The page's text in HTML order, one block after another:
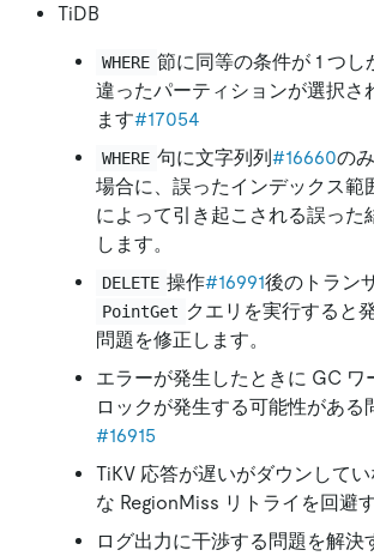
TiDB
WHERE 節に同等の条件が 1 つし
違ったパーティションが選択さ
ます#17054
WHERE 句に文字列列#16660の
場合に、誤ったインデックス範
によって引き起こされる誤った
します。
DELETE 操作#16991後のトラン
PointGet クエリを実行すると
問題を修正します。
エラーが発生したときに GC ワ
ロックが発生する可能性がある
#16915
TiKV 応答が遅いがダウンして
な RegionMiss リトライを回避
ログ出力に干渉する問題を解決